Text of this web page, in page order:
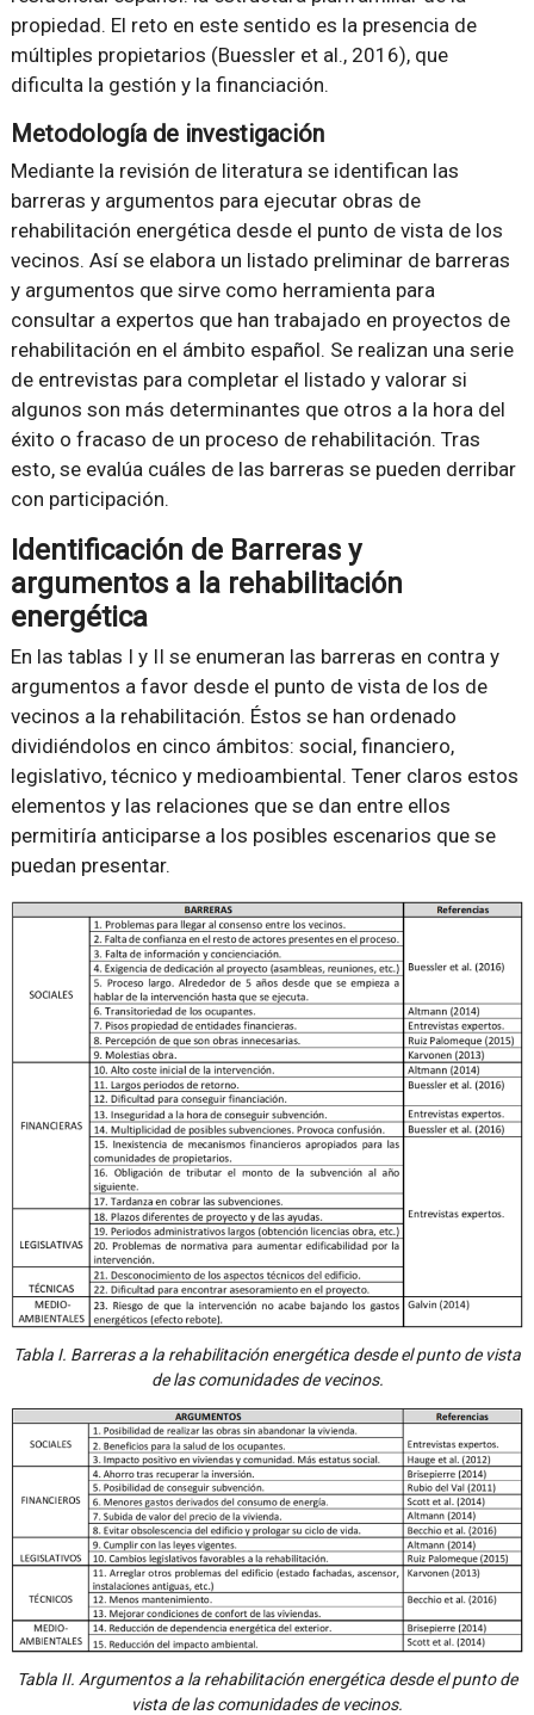
propiedad. El reto en este sentido es la presencia de
múltiples propietarios (Buessler et al., 2016), que
dificulta la gestión y la financiación.
Metodología de investigación
Mediante la revisión de literatura se identifican las
barreras y argumentos para ejecutar obras de
rehabilitación energética desde el punto de vista de los
vecinos. Así se elabora un listado preliminar de barreras
y argumentos que sirve como herramienta para
consultar a expertos que han trabajado en proyectos de
rehabilitación en el ámbito español. Se realizan una serie
de entrevistas para completar el listado y valorar si
algunos son más determinantes que otros a la hora del
éxito o fracaso de un proceso de rehabilitación. Tras
esto, se evalúa cuáles de las barreras se pueden derribar
con participación.
Identificación de Barreras y
argumentos a la rehabilitación
energética
En las tablas I y II se enumeran las barreras en contra y
argumentos a favor desde el punto de vista de los de
vecinos a la rehabilitación. Éstos se han ordenado
dividiéndolos en cinco ámbitos: social, financiero,
legislativo, técnico y medioambiental. Tener claros estos
elementos y las relaciones que se dan entre ellos
permitiría anticiparse a los posibles escenarios que se
puedan presentar.
Tabla I. Barreras a la rehabilitación energética desde el punto de vista
de las comunidades de vecinos.
Tabla II. Argumentos a la rehabilitación energética desde el punto de
vista de las comunidades de vecinos.